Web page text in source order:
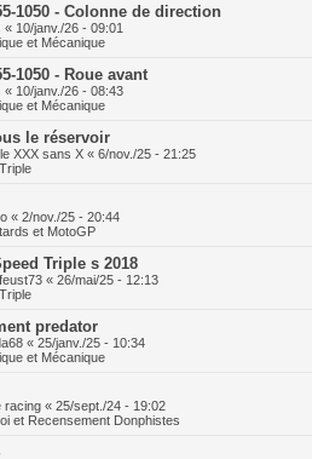
1050 - Colonne de direction
« 10/janv./26 - 09:01
et Mécanique
1050 - Roue avant
« 10/janv./26 - 08:43
et Mécanique
le réservoir
XXX sans X « 6/nov./25 - 21:25
« 2/nov./25 - 20:44
et MotoGP
Triple s 2018
« 26/mai/25 - 12:13
predator
« 25/janv./25 - 10:34
et Mécanique
racing « 25/sept./24 - 19:02
et Recensement Donphistes